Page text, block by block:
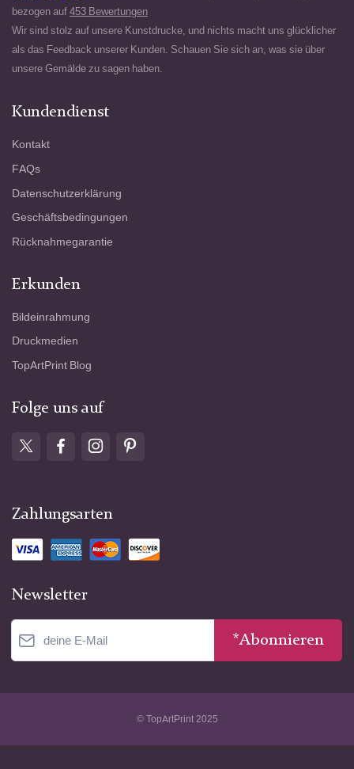
bezogen auf 453 Bewertungen
Wir sind stolz auf unsere Kunstdrucke, und nichts macht uns glücklicher
als das Feedback unserer Kunden. Schauen Sie sich an, was sie über
unsere Gemälde zu sagen haben.
Kundendienst
Kontakt
FAQs
Datenschutzerklärung
Geschäftsbedingungen
Rücknahmegarantie
Erkunden
Bildeinrahmung
Druckmedien
TopArtPrint Blog
Folge uns auf
Zahlungsarten
Newsletter
*Abonnieren
© TopArtPrint 2025